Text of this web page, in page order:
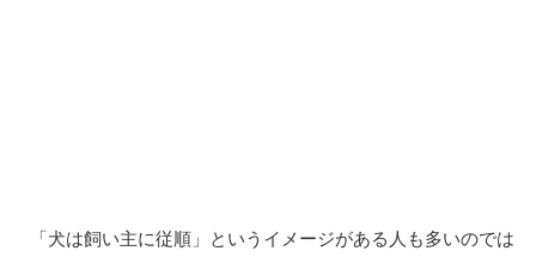
「犬は飼い主に従順」というイメージがある人も多いのでは